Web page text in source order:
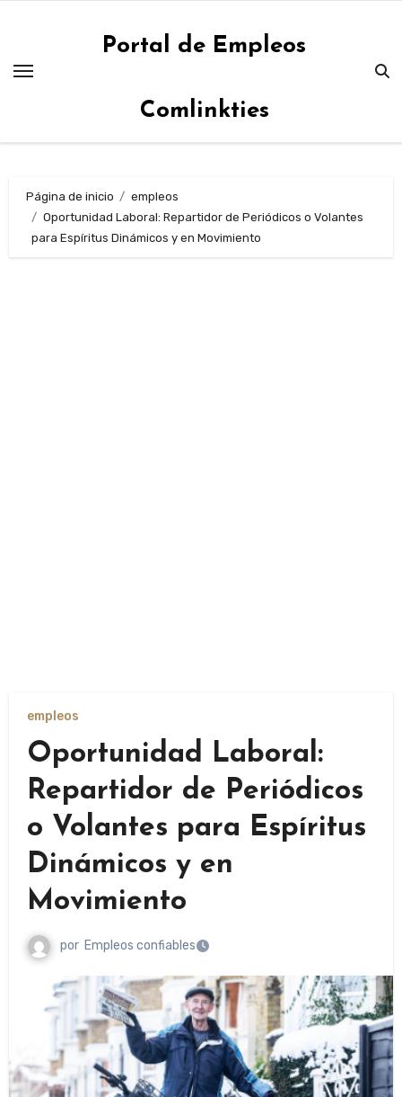
contenido
Portal de Empleos
Comlinkties
Página de inicio
empleos
Oportunidad Laboral: Repartidor de Periódicos o Volantes
para Espíritus Dinámicos y en Movimiento
empleos
Oportunidad Laboral:
Repartidor de Periódicos
o Volantes para Espíritus
Dinámicos y en
Movimiento
por Empleos confiables